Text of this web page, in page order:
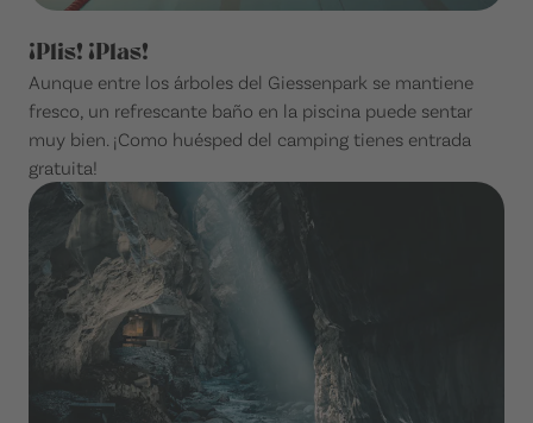
¡Plis! ¡Plas!
Aunque entre los árboles del Giessenpark se mantiene
fresco, un refrescante baño en la piscina puede sentar
muy bien. ¡Como huésped del camping tienes entrada
gratuita!